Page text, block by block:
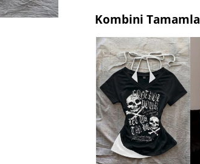
Kombini Tamamla